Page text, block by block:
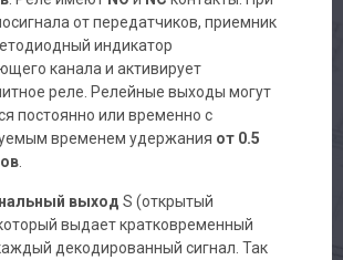
от передатчиков, приемник
индикатор
канала и активирует
реле. Релейные выходы могут
постоянно или временно с
временем удержания от 0.5
выход S (открытый
выдает кратковременный
декодированный сигнал. Так